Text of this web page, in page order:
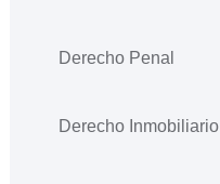
Derecho Penal
Derecho Inmobiliario